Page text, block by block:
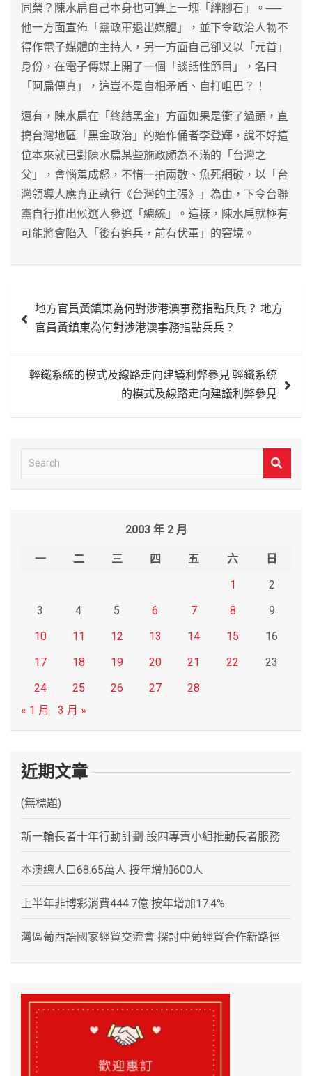
同榮？陳水扁自己本身也可算上一塊「絆腳石」。──
他一方面宣佈「黨政軍退出媒體」，並下令政治人物不
得作電子媒體的主持人，另一方面自己卻又以「元首」
身份，在電子傳媒上開了一個「談話性節目」，名曰
「阿扁傳真」，這豈不是自相矛盾、自打咀巴？！
還有，陳水扁在「終結黑金」方面如果是衝了過頭，直
搗台灣地區「黑金政治」的始作俑者李登輝，說不好這
位本來就已對陳水扁某些施政頗為不滿的「台灣之
父」，會惱羞成怒，不惜一拍兩散、魚死網破，以「台
灣領導人應真正執行《台灣的主張》」為由，下令台聯
黨自行推出候選人參選「總統」。這樣，陳水扁就極有
可能將會陷入「後有追兵，前有伏軍」的窘境。
章 地方官員黃鎮東為何對涉港澳事務指點兵兵？ 地方
官員黃鎮東為何對涉港澳事務指點兵兵？
輕鐵系統的模式及線路走向建議利弊參見 輕鐵系統
的模式及線路走向建議利弊參見
e
2003 年 2 月
一 二 三 四 五 六
日
1
2
3
4 5 6 7 8
9
10
11 12 13 14 15
16
17
18 19 20 21 22
23
24
25 26 27
28
« 1 月
3 月 »
近期文章
(無標題)
新一輪長者十年行動計劃 設四專責小組推動長者服務
本澳總人口68.65萬人 按年增加600人
上半年非博彩消費444.7億 按年增加17.4%
灣區葡西語國家經貿交流會 探討中葡經貿合作新路徑